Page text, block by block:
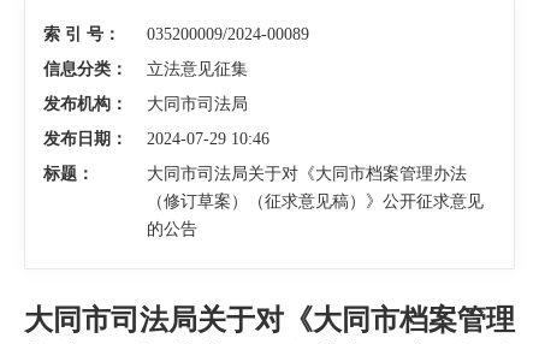
索 引 号：
035200009/2024-00089
信息分类：
立法意见征集
发布机构：
大同市司法局
发布日期：
2024-07-29 10:46
标题：
大同市司法局关于对《大同市档案管理办法
（修订草案）（征求意见稿）》公开征求意见
的公告
大同市司法局关于对《大同市档案管理